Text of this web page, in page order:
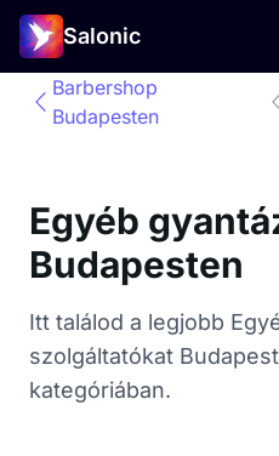
Salonic
Barbershop
Budapesten
Egyéb
Budapesten
Itt találod a legjobb
szolgáltatókat
kategóriában.